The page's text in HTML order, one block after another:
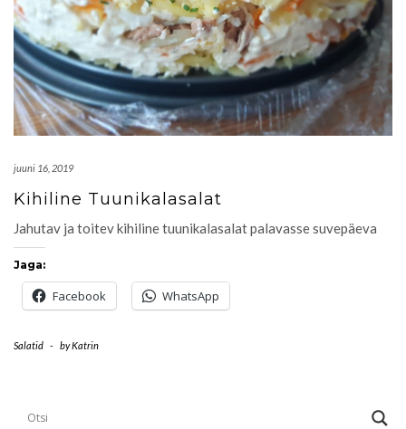
juuni 16, 2019
Kihiline Tuunikalasalat
Jahutav ja toitev kihiline tuunikalasalat palavasse suvepäeva
Jaga:
Facebook WhatsApp
Salatid - byKatrin